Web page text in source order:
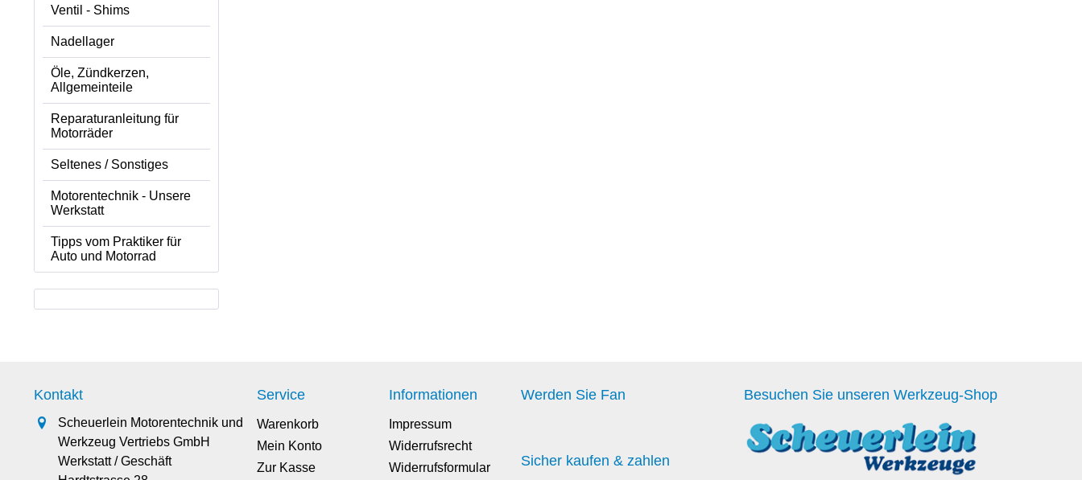
Ventil - Shims
Nadellager
Öle, Zündkerzen,
Allgemeinteile
Reparaturanleitung für
Motorräder
Seltenes / Sonstiges
Motorentechnik - Unsere
Werkstatt
Tipps vom Praktiker für
Auto und Motorrad
Kontakt
Scheuerlein Motorentechnik und
Werkzeug Vertriebs GmbH
Werkstatt / Geschäft
Service
Warenkorb
Mein Konto
Zur Kasse
Informationen
Impressum
Widerrufsrecht
Widerrufsformular
Werden Sie Fan
Sicher kaufen & zahlen
Besuchen Sie unseren Werkzeug-Shop